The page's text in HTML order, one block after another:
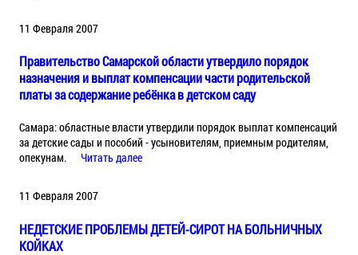
11 Февраля 2007
Правительство Самарской области утвердило порядок
назначения и выплат компенсации части родительской
платы за содержание ребёнка в детском саду
Самара: областные власти утвердили порядок выплат компенсаций
за детские сады и пособий - усыновителям, приемным родителям,
опекунам.
Читать далее
11 Февраля 2007
НЕДЕТСКИЕ ПРОБЛЕМЫ ДЕТЕЙ-СИРОТ НА БОЛЬНИЧНЫХ
КОЙКАХ